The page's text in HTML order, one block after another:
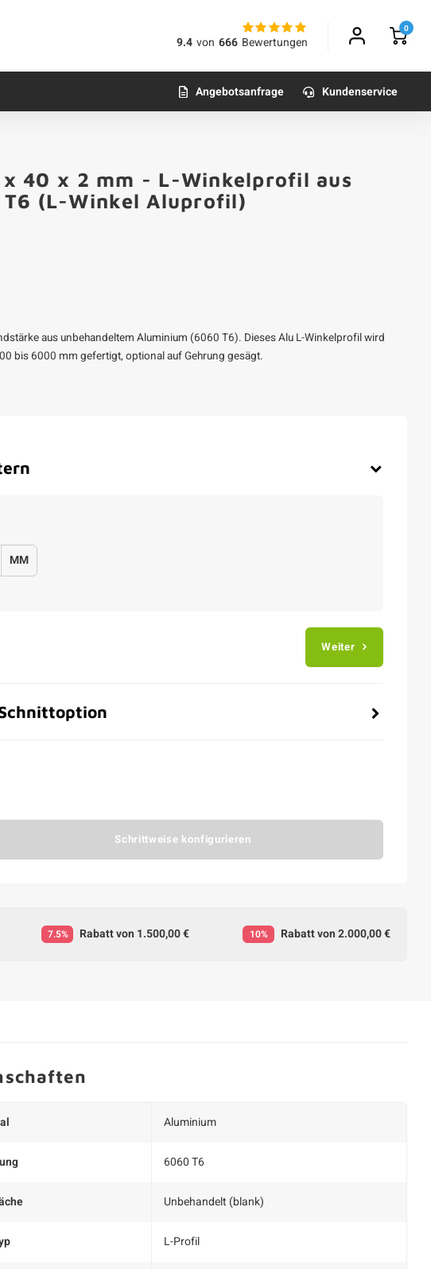
9.4 von 666 Bewertungen
0
Angebotsanfrage Kundenservice
40 x 2 mm - L-Winkelprofil aus
(L-Winkel Aluprofil)
aus unbehandeltem Aluminium (6060 T6). Dieses Alu L-Winkelprofil wird
bis 6000 mm gefertigt, optional auf Gehrung gesägt.
MM
Weiter
Schrittweise konfigurieren
7.5% Rabatt von 1.500,00 € 10% Rabatt von 2.000,00 €
Aluminium
6060 T6
Unbehandelt (blank)
L-Profil